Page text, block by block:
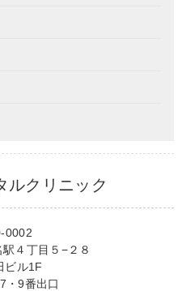
ルクリニック
0002
４丁目５−２８
ビル1F
・9番出口